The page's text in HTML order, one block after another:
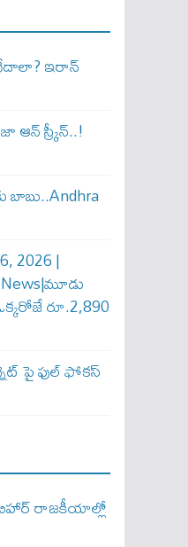
ఇరాన్
ఆన్ స్క్రీన్‌..!
బాబు..Andhra
2026 |
రూ.2,890
పై ఫుల్ ఫోక‌స్
బిహార్ రాజకీయాల్లో